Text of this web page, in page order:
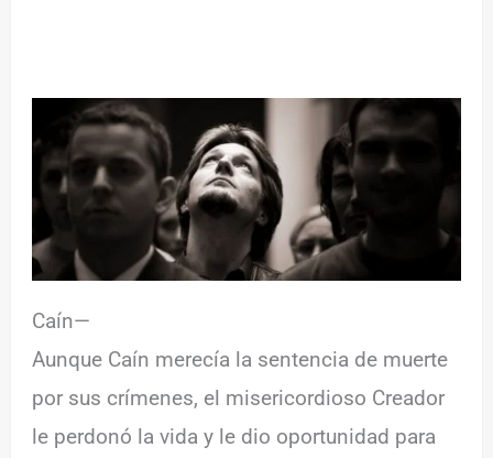
Caín—
Aunque Caín merecía la sentencia de muerte
por sus crímenes, el misericordioso Creador
le perdonó la vida y le dio oportunidad para